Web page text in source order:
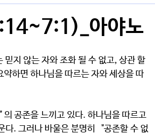
아야노
지 않는 자와 조화 될 수 없고, 상관 할
하면 하나님을 따르는 자와 세상을 따
공존을 느끼고 있다. 하나님을 따르고
다. 그러나 바울은 분명히   "공존할 수 없